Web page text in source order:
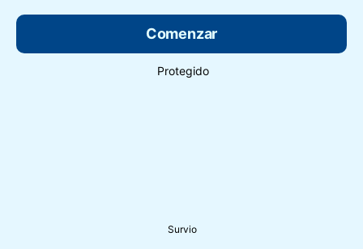
Comenzar
Protegido
Survio